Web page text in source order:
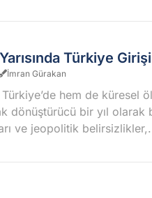
Türkiye
İmran Gürakan
Türkiye’de hem de küresel
dönüştürücü bir yıl
ve jeopolitik